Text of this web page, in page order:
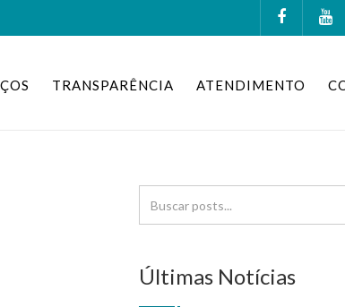
TRANSPARÊNCIA ATENDIMENTO
Últimas Notícias